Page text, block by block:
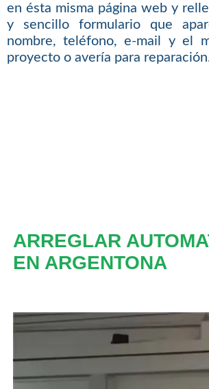
en ésta misma página web y
y sencillo formulario que
nombre, teléfono, e-mail y el
proyecto o avería para
ARREGLAR
EN ARGENTONA